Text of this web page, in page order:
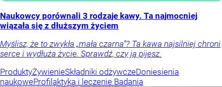
Naukowcy porównali 3 rodzaje kawy. Ta najmocniej
wiązała się z dłuższym życiem
Myślisz, że to zwykła „mała czarna”? Ta kawa najsilniej chroni
serce i wydłuża życie. Sprawdź, czy ją pijesz.
ProduktyŻywienieSkładniki odżywczeDoniesienia
naukoweProfilaktyka i leczenie Badania